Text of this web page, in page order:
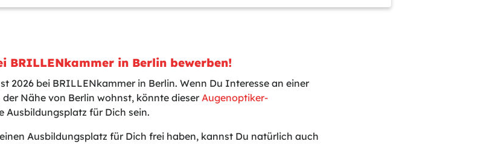
BRILLENkammer in Berlin bewerben!
2026 bei BRILLENkammer in Berlin. Wenn Du Interesse an einer
der Nähe von Berlin wohnst, könnte dieserAugenoptiker-
Ausbildungsplatz für Dich sein.
Ausbildungsplatz für Dich frei haben, kannst Du natürlich auch